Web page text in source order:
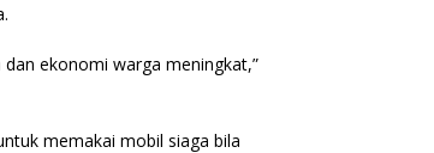
ekonomi warga meningkat,”
memakai mobil siaga bila